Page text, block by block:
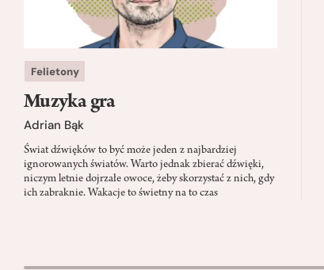
Felietony
Muzyka gra
Adrian Bąk
Świat dźwięków to być może jeden z najbardziej
ignorowanych światów. Warto jednak zbierać dźwięki,
niczym letnie dojrzałe owoce, żeby skorzystać z nich, gdy
ich zabraknie. Wakacje to świetny na to czas